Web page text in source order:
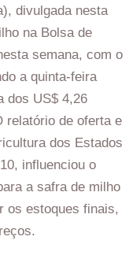
divulgada nesta
na Bolsa de
semana, com o
a quinta-feira
dos US$ 4,26
relatório de oferta e
dos Estados
influenciou o
a safra de milho
os estoques finais,